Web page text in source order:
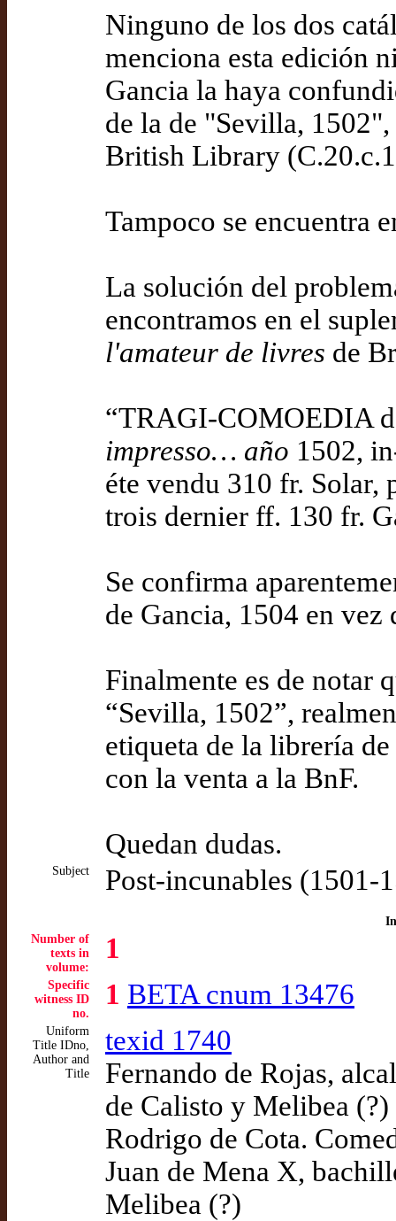
Ninguno de los dos
menciona esta edición
Gancia la haya
de la de "Sevilla,
British Library
Tampoco se encuentra
La solución del
encontramos en el
l'amateur de livres de
“TRAGI-COMOEDIA
impresso… año 1502,
éte vendu 310 fr.
trois dernier ff. 130 fr.
Se confirma
de Gancia, 1504 en vez
Finalmente es de notar
“Sevilla, 1502”,
etiqueta de la librería
con la venta a la BnF.
Quedan dudas.
Subject Post-incunables (1501-
Number of
texts in
volume:
1
Specific
witness ID
no.
1 BETA cnum 13476
Uniform
Title IDno,
Author and
Title
texid 1740
Fernando de Rojas,
de Calisto y Melibea (?)
Rodrigo de Cota.
Juan de Mena X,
Melibea (?)